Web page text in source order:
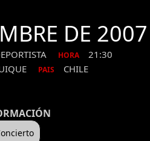
DE 2007
HORA 21:30
PAIS CHILE